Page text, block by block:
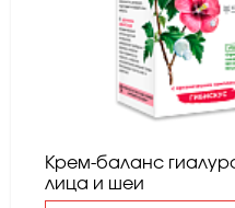
Крем-баланс
лица и шеи